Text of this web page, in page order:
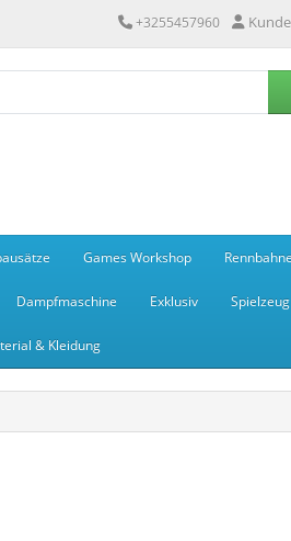
+3255457960
Games Workshop
Dampfmaschine Exklusiv Spielzeug
& Kleidung